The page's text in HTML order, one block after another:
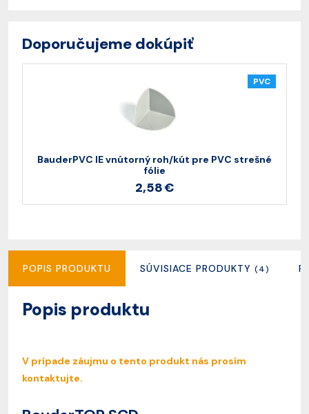
Doporučujeme dokúpiť
PVC
BauderPVC IE vnútorný roh/kút pre PVC strešné
fólie
2,58 €
POPIS PRODUKTU SÚVISIACE PRODUKTY (4)
Popis produktu
V prípade záujmu o tento produkt nás prosím
kontaktujte.